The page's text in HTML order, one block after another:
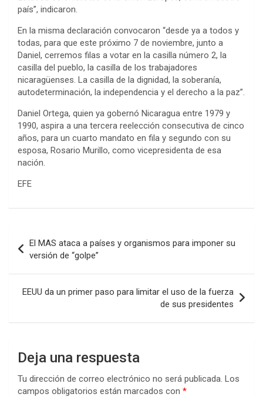
país”, indicaron.
En la misma declaración convocaron “desde ya a todos y
todas, para que este próximo 7 de noviembre, junto a
Daniel, cerremos filas a votar en la casilla número 2, la
casilla del pueblo, la casilla de los trabajadores
nicaragüenses. La casilla de la dignidad, la soberanía,
autodeterminación, la independencia y el derecho a la paz”.
Daniel Ortega, quien ya gobernó Nicaragua entre 1979 y
1990, aspira a una tercera reelección consecutiva de cinco
años, para un cuarto mandato en fila y segundo con su
esposa, Rosario Murillo, como vicepresidenta de esa
nación.
EFE
de
entradas
El MAS ataca a países y organismos para imponer su
versión de “golpe”
EEUU da un primer paso para limitar el uso de la fuerza
de sus presidentes
Deja una respuesta
Tu dirección de correo electrónico no será publicada. Los
campos obligatorios están marcados con *